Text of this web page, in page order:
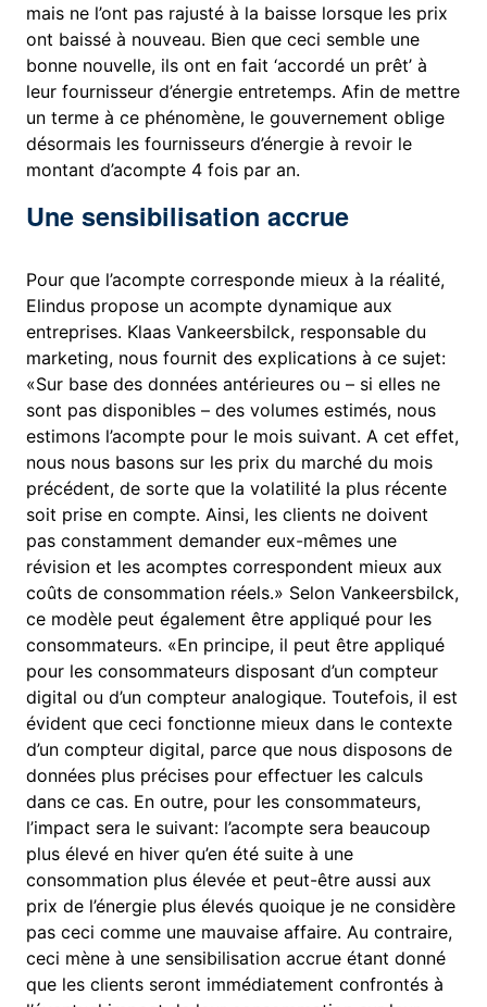
mais ne l’ont pas rajusté à la baisse lorsque les prix
ont baissé à nouveau. Bien que ceci semble une
bonne nouvelle, ils ont en fait ‘accordé un prêt’ à
leur fournisseur d’énergie entretemps. Afin de mettre
un terme à ce phénomène, le gouvernement oblige
désormais les fournisseurs d’énergie à revoir le
montant d’acompte 4 fois par an.
Une sensibilisation accrue
Pour que l’acompte corresponde mieux à la réalité,
Elindus propose un acompte dynamique aux
entreprises. Klaas Vankeersbilck, responsable du
marketing, nous fournit des explications à ce sujet:
«Sur base des données antérieures ou – si elles ne
sont pas disponibles – des volumes estimés, nous
estimons l’acompte pour le mois suivant. A cet effet,
nous nous basons sur les prix du marché du mois
précédent, de sorte que la volatilité la plus récente
soit prise en compte. Ainsi, les clients ne doivent
pas constamment demander eux-mêmes une
révision et les acomptes correspondent mieux aux
coûts de consommation réels.» Selon Vankeersbilck,
ce modèle peut également être appliqué pour les
consommateurs. «En principe, il peut être appliqué
pour les consommateurs disposant d’un compteur
digital ou d’un compteur analogique. Toutefois, il est
évident que ceci fonctionne mieux dans le contexte
d’un compteur digital, parce que nous disposons de
données plus précises pour effectuer les calculs
dans ce cas. En outre, pour les consommateurs,
l’impact sera le suivant: l’acompte sera beaucoup
plus élevé en hiver qu’en été suite à une
consommation plus élevée et peut-être aussi aux
prix de l’énergie plus élevés quoique je ne considère
pas ceci comme une mauvaise affaire. Au contraire,
ceci mène à une sensibilisation accrue étant donné
que les clients seront immédiatement confrontés à